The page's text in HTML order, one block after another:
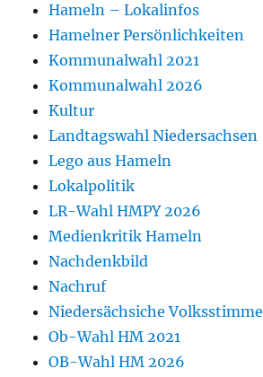
Hameln – Lokalinfos
Hamelner Persönlichkeiten
Kommunalwahl 2021
Kommunalwahl 2026
Kultur
Landtagswahl Niedersachsen
Lego aus Hameln
Lokalpolitik
LR-Wahl HMPY 2026
Medienkritik Hameln
Nachdenkbild
Nachruf
Niedersächsiche Volksstimme
Ob-Wahl HM 2021
OB-Wahl HM 2026